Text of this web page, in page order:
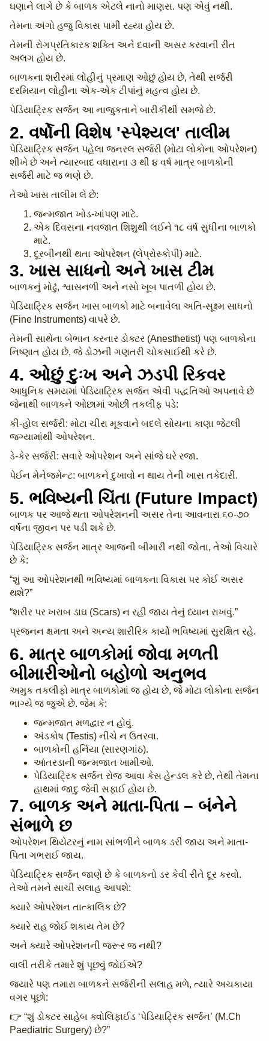
ઘણાને લાગે છે કે બાળક એટલે નાનો માણસ. પણ એવું નથી.
તેમના અંગો હજુ વિકાસ પામી રહ્યા હોય છે.
તેમની રોગપ્રતિકારક શક્તિ અને દવાની અસર કરવાની રીત
અલગ હોય છે.
બાળકના શરીરમાં લોહીનું પ્રમાણ ઓછું હોય છે, તેથી સર્જરી
દરમિયાન લોહીના એક-એક ટીપાંનું મહત્વ હોય છે.
પેડિયાટ્રિક સર્જન આ નાજુકતાને બારીકીથી સમજે છે.
2. વર્ષોની વિશેષ 'સ્પેશ્યલ' તાલીમ
પેડિયાટ્રિક સર્જન પહેલા જનરલ સર્જરી (મોટા લોકોના ઓપરેશન)
શીખે છે અને ત્યારબાદ વધારાના ૩ થી ૪ વર્ષ માત્ર બાળકોની
સર્જરી માટે જ ભણે છે.
તેઓ ખાસ તાલીમ લે છે:
જન્મજાત ખોડ-ખાંપણ માટે.
એક દિવસના નવજાત શિશુથી લઈને ૧૮ વર્ષ સુધીના બાળકો
માટે.
દૂરબીનથી થતા ઓપરેશન (લેપ્રોસ્કોપી) માટે.
3. ખાસ સાધનો અને ખાસ ટીમ
બાળકનું મોઢું, શ્વાસનળી અને નસો ખૂબ પાતળી હોય છે.
પેડિયાટ્રિક સર્જન ખાસ બાળકો માટે બનાવેલા અતિ-સૂક્ષ્મ સાધનો
(Fine Instruments) વાપરે છે.
તેમની સાથેના બેભાન કરનાર ડોક્ટર (Anesthetist) પણ બાળકોના
નિષ્ણાત હોય છે, જે ડોઝની ગણતરી ચોકસાઈથી કરે છે.
4. ઓછું દુઃખ અને ઝડપી રિકવર
આધુનિક સમયમાં પેડિયાટ્રિક સર્જન એવી પદ્ધતિઓ અપનાવે છે
જેનાથી બાળકને ઓછામાં ઓછી તકલીફ પડે:
કી-હોલ સર્જરી: મોટા ચીરા મૂકવાને બદલે સોયના કાણા જેટલી
જગ્યામાંથી ઓપરેશન.
ડે-કેર સર્જરી: સવારે ઓપરેશન અને સાંજે ઘરે રજા.
પેઈન મેનેજમેન્ટ: બાળકને દુખાવો ન થાય તેની ખાસ તકેદારી.
5. ભવિષ્યની ચિંતા (Future Impact)
બાળક પર આજે થતા ઓપરેશનની અસર તેના આવનારા ૬૦-૭૦
વર્ષના જીવન પર પડી શકે છે.
પેડિયાટ્રિક સર્જન માત્ર આજની બીમારી નથી જોતા, તેઓ વિચારે
છે કે:
“શું આ ઓપરેશનથી ભવિષ્યમાં બાળકના વિકાસ પર કોઈ અસર
થશે?”
“શરીર પર ખરાબ ડાઘ (Scars) ન રહી જાય તેનું ધ્યાન રાખવું.”
પ્રજનન ક્ષમતા અને અન્ય શારીરિક કાર્યો ભવિષ્યમાં સુરક્ષિત રહે.
6. માત્ર બાળકોમાં જોવા મળતી
બીમારીઓનો બહોળો અનુભવ
અમુક તકલીફો માત્ર બાળકોમાં જ હોય છે, જે મોટા લોકોના સર્જન
ભાગ્યે જ જુએ છે. જેમ કે:
જન્મજાત મળદ્વાર ન હોવું.
અંડકોષ (Testis) નીચે ન ઉતરવા.
બાળકોની હર્નિયા (સારણગાંઠ).
આંતરડાની જન્મજાત ખામીઓ.
પેડિયાટ્રિક સર્જન રોજ આવા કેસ હેન્ડલ કરે છે, તેથી તેમના
હાથમાં જાદુ જેવી સફાઈ હોય છે.
7. બાળક અને માતા-પિતા – બંનેને
સંભાળે છ
ઓપરેશન થિયેટરનું નામ સાંભળીને બાળક ડરી જાય અને માતા-
પિતા ગભરાઈ જાય.
પેડિયાટ્રિક સર્જન જાણે છે કે બાળકનો ડર કેવી રીતે દૂર કરવો.
તેઓ તમને સાચી સલાહ આપશે:
ક્યારે ઓપરેશન તાત્કાલિક છે?
ક્યારે રાહ જોઈ શકાય તેમ છે?
અને ક્યારે ઓપરેશનની જરૂર જ નથી?
વાલી તરીકે તમારે શું પૂછવું જોઈએ?
જ્યારે પણ તમારા બાળકને સર્જરીની સલાહ મળે, ત્યારે અચકાયા
વગર પૂછો:
👉 “શું ડોક્ટર સાહેબ ક્વોલિફાઈડ ‘પેડિયાટ્રિક સર્જન’ (M.Ch
Paediatric Surgery) છે?”